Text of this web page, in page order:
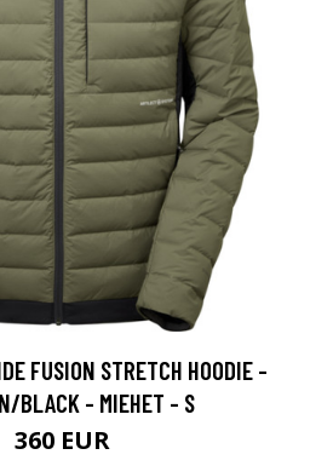
FUSION STRETCH HOODIE -
BLACK - MIEHET - S
360 EUR